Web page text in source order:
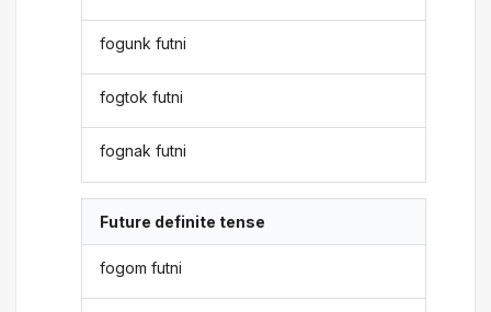
fogunk futni
fogtok futni
fognak futni
Future definite tense
fogom futni